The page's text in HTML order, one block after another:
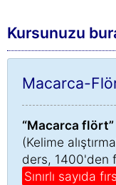
Kursunuzu
Macarca-
“Macarca flört”
(Kelime
ders, 1400'den
Sınırlı sayıda